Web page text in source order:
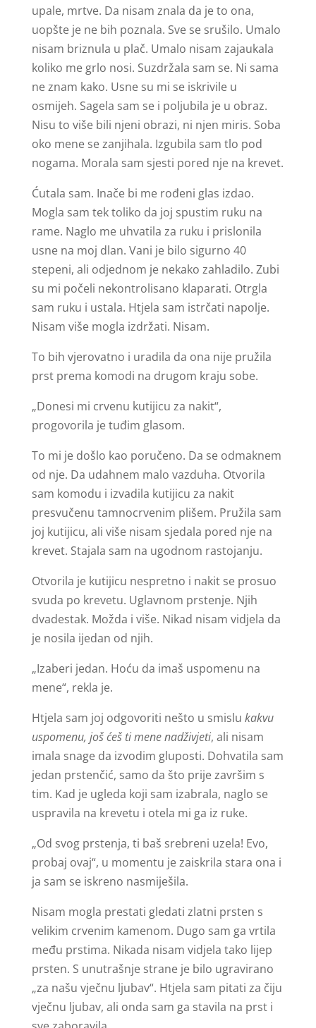
upale, mrtve. Da nisam znala da je to ona,
uopšte je ne bih poznala. Sve se srušilo. Umalo
nisam briznula u plač. Umalo nisam zajaukala
koliko me grlo nosi. Suzdržala sam se. Ni sama
ne znam kako. Usne su mi se iskrivile u
osmijeh. Sagela sam se i poljubila je u obraz.
Nisu to više bili njeni obrazi, ni njen miris. Soba
oko mene se zanjihala. Izgubila sam tlo pod
nogama. Morala sam sjesti pored nje na krevet.
Ćutala sam. Inače bi me rođeni glas izdao.
Mogla sam tek toliko da joj spustim ruku na
rame. Naglo me uhvatila za ruku i prislonila
usne na moj dlan. Vani je bilo sigurno 40
stepeni, ali odjednom je nekako zahladilo. Zubi
su mi počeli nekontrolisano klaparati. Otrgla
sam ruku i ustala. Htjela sam istrčati napolje.
Nisam više mogla izdržati. Nisam.
To bih vjerovatno i uradila da ona nije pružila
prst prema komodi na drugom kraju sobe.
„Donesi mi crvenu kutijicu za nakit“,
progovorila je tuđim glasom.
To mi je došlo kao poručeno. Da se odmaknem
od nje. Da udahnem malo vazduha. Otvorila
sam komodu i izvadila kutijicu za nakit
presvučenu tamnocrvenim plišem. Pružila sam
joj kutijicu, ali više nisam sjedala pored nje na
krevet. Stajala sam na ugodnom rastojanju.
Otvorila je kutijicu nespretno i nakit se prosuo
svuda po krevetu. Uglavnom prstenje. Njih
dvadestak. Možda i više. Nikad nisam vidjela da
je nosila ijedan od njih.
„Izaberi jedan. Hoću da imaš uspomenu na
mene“, rekla je.
Htjela sam joj odgovoriti nešto u smislu kakvu
uspomenu, još ćeš ti mene nadživjeti, ali nisam
imala snage da izvodim gluposti. Dohvatila sam
jedan prstenčić, samo da što prije završim s
tim. Kad je ugleda koji sam izabrala, naglo se
uspravila na krevetu i otela mi ga iz ruke.
„Od svog prstenja, ti baš srebreni uzela! Evo,
probaj ovaj“, u momentu je zaiskrila stara ona i
ja sam se iskreno nasmiješila.
Nisam mogla prestati gledati zlatni prsten s
velikim crvenim kamenom. Dugo sam ga vrtila
među prstima. Nikada nisam vidjela tako lijep
prsten. S unutrašnje strane je bilo ugravirano
„za našu vječnu ljubav“. Htjela sam pitati za čiju
vječnu ljubav, ali onda sam ga stavila na prst i